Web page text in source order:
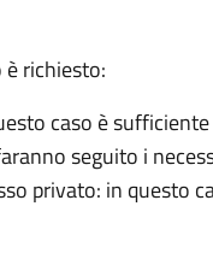
richiesto:
caso è
seguito i
privato: in questo